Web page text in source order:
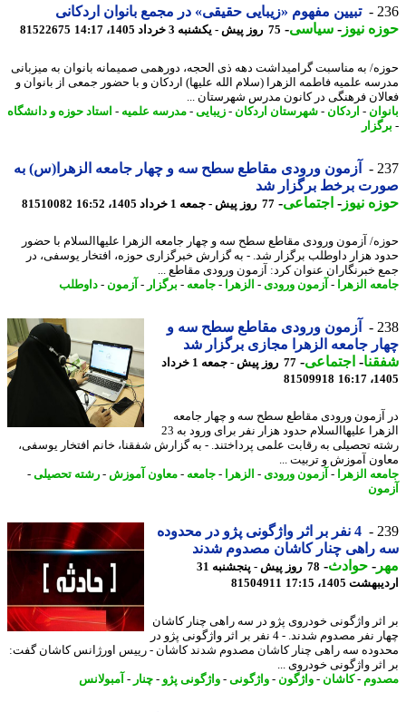
تبیین مفهوم «زیبایی حقیقی» در مجمع بانوان اردکانی
نیوز-سیاسی-75 روز پیش - یکشنبه 3 خرداد 1405، 14:17 81522675
به مناسبت گرامیداشت دهه ذی الحجه، دورهمی صمیمانه بانوان به میزبانی
علمیه فاطمه الزهرا (سلام الله علیها) اردکان و با حضور جمعی از بانوان و
فرهنگی در کانون مدرس شهرستان ...
- اردکان-شهرستان اردکان-زیبایی-مدرسه علمیه-استاد حوزه و دانشگاه
آزمون ورودی مقاطع سطح سه و چهار جامعه الزهرا(س) به
برخط برگزار شد
نیوز-اجتماعی-77 روز پیش - جمعه 1 خرداد 1405، 16:52 81510082
آزمون ورودی مقاطع سطح سه و چهار جامعه الزهرا علیهاالسلام با حضور
هزار داوطلب برگزار شد. - به گزارش خبرگزاری حوزه، افتخار یوسفی، در
خبرنگاران عنوان کرد: آزمون ورودی مقاطع ...
الزهرا-آزمون ورودی -الزهرا-جامعه-برگزار - آزمون -داوطلب
آزمون ورودی مقاطع سطح سه و
جامعه الزهرا مجازی برگزار شد
-اجتماعی-
77 روز پیش - جمعه 1 خرداد
81509918
ورودی مقاطع سطح سه و چهار جامعه
الزهرا علیهاالسلام حدود هزار نفر برای ورود به 23
تحصیلی به رقابت علمی پرداختند. - به گزارش شفقنا، خانم افتخار یوسفی،
آموزش و تربیت ...
الزهرا-آزمون ورودی -الزهرا-جامعه-معاون آموزش-رشته تحصیلی-
4 نفر بر اثر واژگونی پژو در محدوده
راهی چنار کاشان مصدوم شدند
-حوادث -
78 روز پیش - پنجشنبه 31
1405، 17:15
81504911
واژگونی خودروی پژو در سه راهی چنار کاشان
چهار نفر مصدوم شدند. - 4 نفر بر اثر واژگونی پژو در
سه راهی چنار کاشان مصدوم شدند کاشان - رییس اورژانس کاشان گفت:
واژگونی خودروی ...
-کاشان-واژگون-واژگونی-واژگونی پژو -چنار -آمبولانس